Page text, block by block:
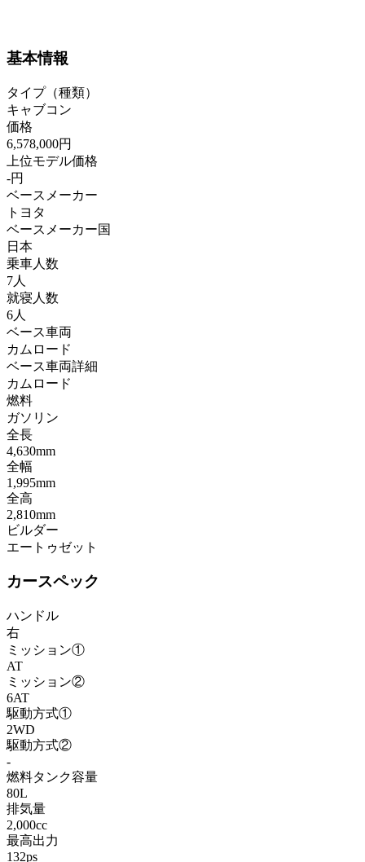
基本情報
タイプ（種類）
キャブコン
価格
6,578,000円
上位モデル価格
-円
ベースメーカー
トヨタ
ベースメーカー国
日本
乗車人数
7人
就寝人数
6人
ベース車両
カムロード
ベース車両詳細
カムロード
燃料
ガソリン
全長
4,630mm
全幅
1,995mm
全高
2,810mm
ビルダー
エートゥゼット
カースペック
ハンドル
右
ミッション①
AT
ミッション②
6AT
駆動方式①
2WD
駆動方式②
-
燃料タンク容量
80L
排気量
2,000cc
最高出力
132ps